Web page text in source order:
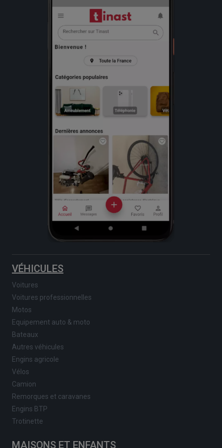
VÉHICULES
Voitures
Voitures professionnelles
Motos
Equipement auto & moto
Bateaux
Autres véhicules
Engins agricole
Vélos
Camion
Remorques et caravanes
Engins BTP
Trotinette
MAISONS ET ENFANTS